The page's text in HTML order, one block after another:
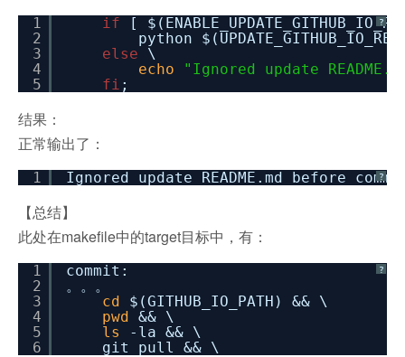
?
1
2
3
4
5
if
[
python
else
\
echo
"Ignored update
fi ;
结果：
正常输出了：
?
1 Ignored update README.md before
【总结】
此处在makefile中的target目标中，有：
?
1
2
3
4
5
6
commit:
。。。
cd
$(GITHUB_IO_PATH) && \
pwd && \
ls
-la && \
git pull && \